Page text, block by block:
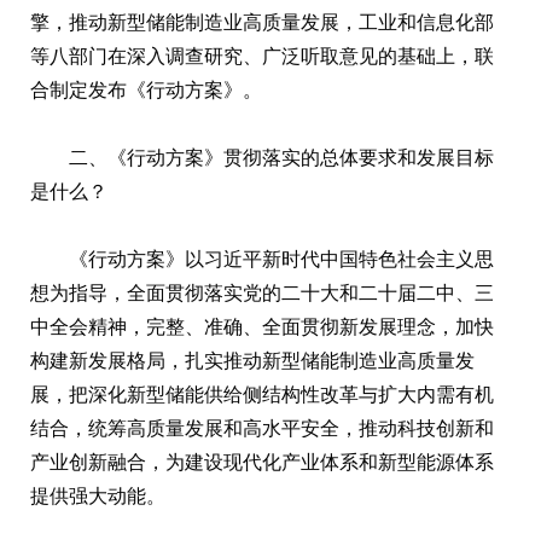
擎，推动新型储能制造业高质量发展，工业和信息化部
等八部门在深入调查研究、广泛听取意见的基础上，联
合制定发布《行动方案》。
二、《行动方案》贯彻落实的总体要求和发展目标
是什么？
《行动方案》以习近平新时代中国特色社会主义思
想为指导，全面贯彻落实党的二十大和二十届二中、三
中全会精神，完整、准确、全面贯彻新发展理念，加快
构建新发展格局，扎实推动新型储能制造业高质量发
展，把深化新型储能供给侧结构性改革与扩大内需有机
结合，统筹高质量发展和高水平安全，推动科技创新和
产业创新融合，为建设现代化产业体系和新型能源体系
提供强大动能。